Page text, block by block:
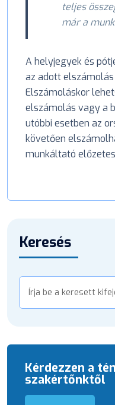
teljes
már a
A helyjegyek és
az adott elszámolás
Elszámoláskor
elszámolás vagy a
utóbbi esetben az
követően
munkáltató
Keresés
Kérdezzen a
szakértőnktől